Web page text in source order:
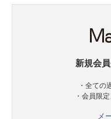
新規会
・全ての
・会員限
メ